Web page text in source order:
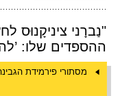
"נַברָני ציניקָנוּס
ההספדים שלו:
מסתורי פירמידת